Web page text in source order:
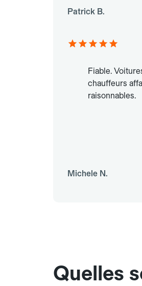
Patrick B.
Fiable.
chauffeurs
raisonnables.
Michele N.
Quelles